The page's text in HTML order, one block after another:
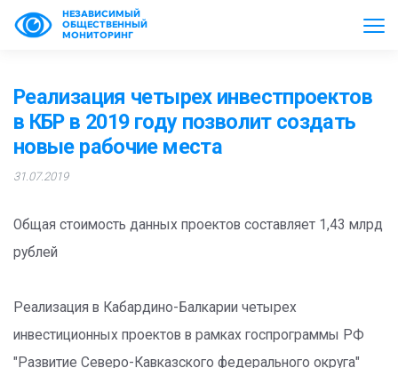
НЕЗАВИСИМЫЙ
ОБЩЕСТВЕННЫЙ
МОНИТОРИНГ
Реализация четырех инвестпроектов
в КБР в 2019 году позволит создать
новые рабочие места
31.07.2019
Общая стоимость данных проектов составляет 1,43 млрд
рублей
Реализация в Кабардино-Балкарии четырех
инвестиционных проектов в рамках госпрограммы РФ
"Развитие Северо-Кавказского федерального округа"